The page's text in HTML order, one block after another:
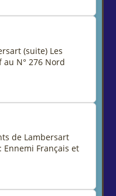
(suite) Les
au N° 276 Nord
de Lambersart
Ennemi Français et